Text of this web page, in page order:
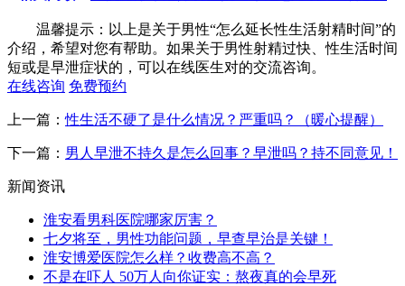
温馨提示：以上是关于男性“怎么延长性生活射精时间”的
介绍，希望对您有帮助。如果关于男性射精过快、性生活时间
短或是早泄症状的，可以在线医生对的交流咨询。
在线咨询 免费预约
上一篇：性生活不硬了是什么情况？严重吗？（暖心提醒）
下一篇： 男人早泄不持久是怎么回事？早泄吗？持不同意见！
新闻资讯
淮安看男科医院哪家厉害？
七夕将至，男性功能问题，早查早治是关键！
淮安博爱医院怎么样？收费高不高？
不是在吓人 50万人向你证实：熬夜真的会早死